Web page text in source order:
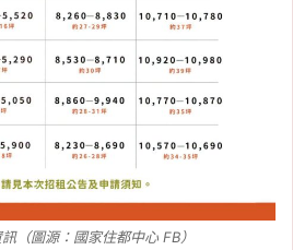
（圖源：國家住都中心 FB）